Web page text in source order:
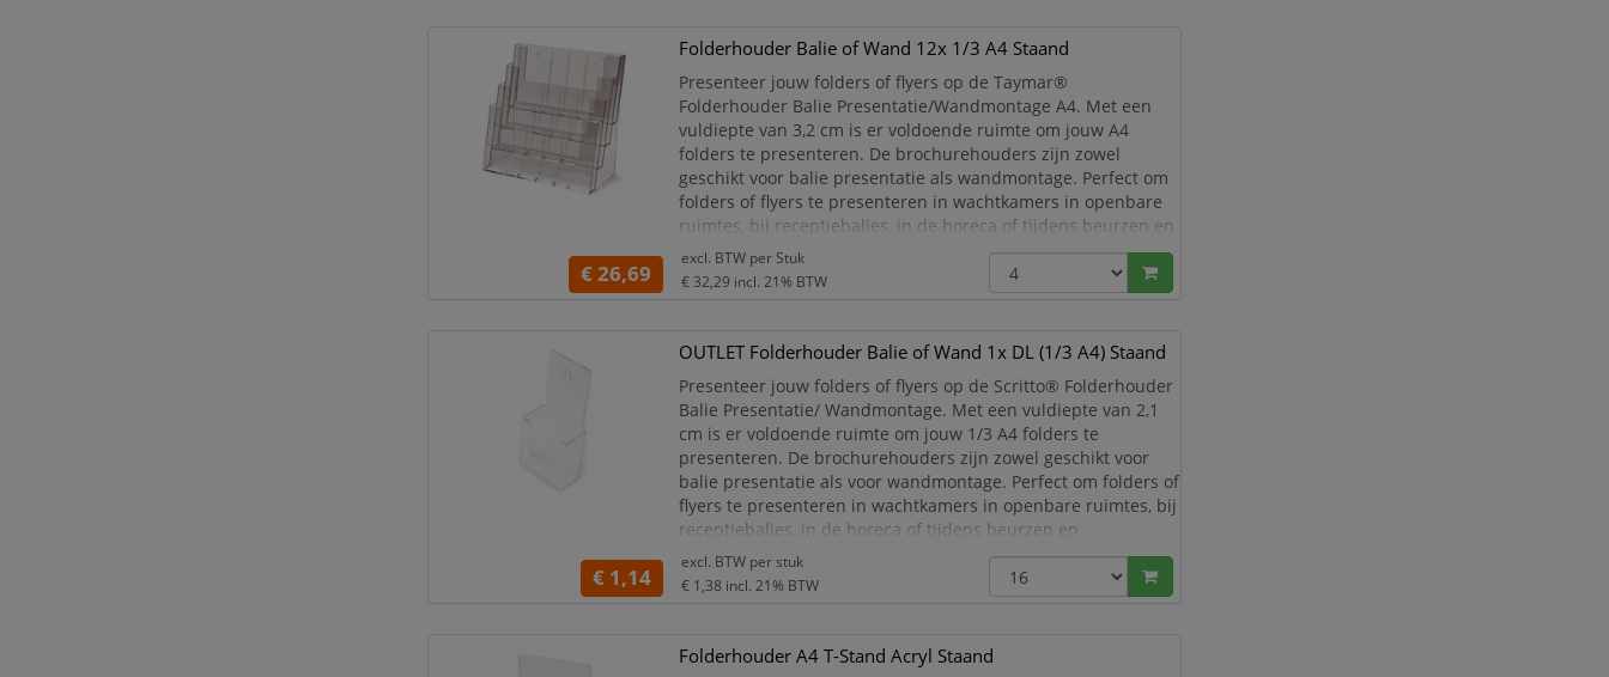
Folderhouder Balie of Wand 12x 1/3 A4 Staand
Presenteer jouw folders of flyers op de Taymar®
Folderhouder Balie Presentatie/Wandmontage A4. Met een
vuldiepte van 3,2 cm is er voldoende ruimte om jouw A4
folders te presenteren. De brochurehouders zijn zowel
geschikt voor balie presentatie als wandmontage. Perfect om
folders of flyers te presenteren in wachtkamers in openbare
ruimtes, bij receptiebalies, in de horeca of tijdens beurzen en
evenementen.
Geschikt voor balie- en wandmonta
€ 26,69
excl. BTW per Stuk
€ 32,29 incl. 21% BTW
OUTLET Folderhouder Balie of Wand 1x DL (1/3 A4) Staand
Presenteer jouw folders of flyers op de Scritto® Folderhouder
Balie Presentatie/ Wandmontage. Met een vuldiepte van 2,1
cm is er voldoende ruimte om jouw 1/3 A4 folders te
presenteren. De brochurehouders zijn zowel geschikt voor
balie presentatie als voor wandmontage. Perfect om folders of
flyers te presenteren in wachtkamers in openbare ruimtes, bij
receptiebalies, in de horeca of tijdens beurzen en
evenementen.
Geschikt voor balie- en wandmo
€ 1,14
excl. BTW perstuk
€ 1,38 incl. 21% BTW
Folderhouder A4 T-Stand Acryl Staand